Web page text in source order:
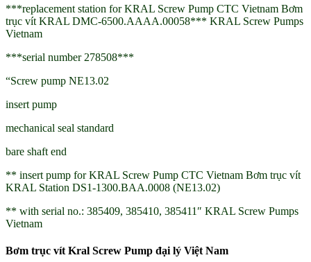
***replacement station for KRAL Screw Pump CTC Vietnam Bơm
trục vít KRAL DMC-6500.AAAA.00058*** KRAL Screw Pumps
Vietnam
***serial number 278508***
“Screw pump NE13.02
insert pump
mechanical seal standard
bare shaft end
** insert pump for KRAL Screw Pump CTC Vietnam Bơm trục vít
KRAL Station DS1-1300.BAA.0008 (NE13.02)
** with serial no.: 385409, 385410, 385411″ KRAL Screw Pumps
Vietnam
Bơm trục vít Kral Screw Pump đại lý Việt Nam